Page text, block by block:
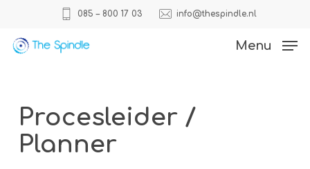
main
085 – 800 17 03 info@thespindle.nl
Menu
Procesleider /
Planner
Close